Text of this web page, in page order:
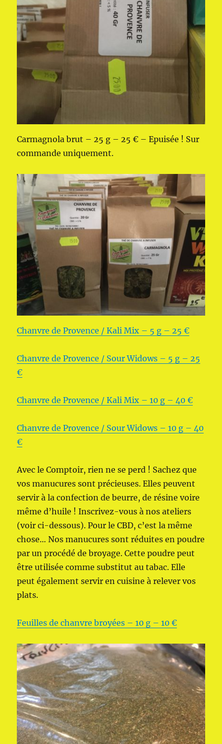
Carmagnola brut – 25 g – 25 € – Epuisée ! Sur
commande uniquement.
Chanvre de Provence / Kali Mix – 5 g – 25 €
Chanvre de Provence / Sour Widows – 5 g – 25
€
Chanvre de Provence / Kali Mix – 10 g – 40 €
Chanvre de Provence / Sour Widows – 10 g – 40
€
Avec le Comptoir, rien ne se perd ! Sachez que
vos manucures sont précieuses. Elles peuvent
servir à la confection de beurre, de résine voire
même d’huile ! Inscrivez-vous à nos ateliers
(voir ci-dessous). Pour le CBD, c’est la même
chose… Nos manucures sont réduites en poudre
par un procédé de broyage. Cette poudre peut
être utilisée comme substitut au tabac. Elle
peut également servir en cuisine à relever vos
plats.
Feuilles de chanvre broyées – 10 g – 10 €